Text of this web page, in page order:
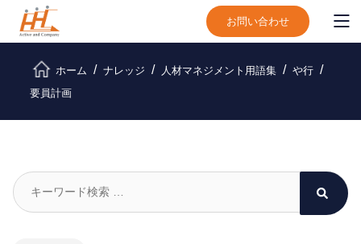
お問い合わせ
ホーム ナレッジ 人材マネジメント用語集
や行
要員計画